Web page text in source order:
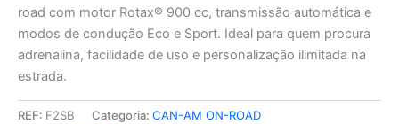
road com motor Rotax® 900 cc, transmissão automática e
modos de condução Eco e Sport. Ideal para quem procura
adrenalina, facilidade de uso e personalização ilimitada na
estrada.
REF: F2SB Categoria: CAN-AM ON-ROAD